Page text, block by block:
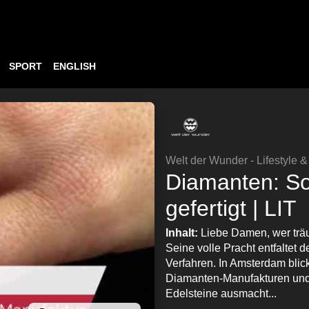
SPORT ENGLISH
Welt der Wunder - Lifestyle
Diamanten:
gefertigt | LIT
Inhalt: Liebe Damen, wer
Seine volle Pracht entfaltet
Verfahren. In Amsterdam
Diamanten-Manufakturen
Edelsteine ausmacht...